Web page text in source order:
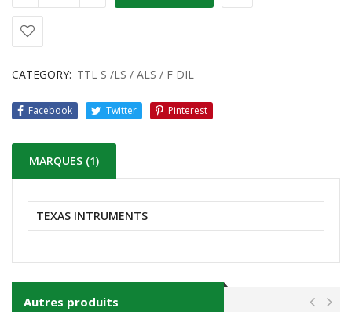
CATEGORY: TTL S /LS / ALS / F DIL
Facebook Twitter Pinterest
MARQUES (1)
TEXAS INTRUMENTS
Autres produits